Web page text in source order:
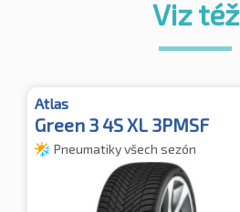
Viz též
Atlas
Green 3 4S XL 3PMSF
Pneumatiky všech sezón